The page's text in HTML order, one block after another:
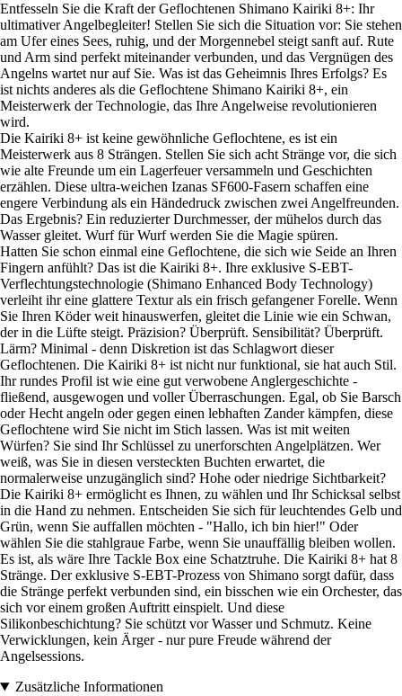
Entfesseln Sie die Kraft der Geflochtenen Shimano Kairiki 8+: Ihr
ultimativer Angelbegleiter! Stellen Sie sich die Situation vor: Sie stehen
am Ufer eines Sees, ruhig, und der Morgennebel steigt sanft auf. Rute
und Arm sind perfekt miteinander verbunden, und das Vergnügen des
Angelns wartet nur auf Sie. Was ist das Geheimnis Ihres Erfolgs? Es
ist nichts anderes als die Geflochtene Shimano Kairiki 8+, ein
Meisterwerk der Technologie, das Ihre Angelweise revolutionieren
wird.
Die Kairiki 8+ ist keine gewöhnliche Geflochtene, es ist ein
Meisterwerk aus 8 Strängen. Stellen Sie sich acht Stränge vor, die sich
wie alte Freunde um ein Lagerfeuer versammeln und Geschichten
erzählen. Diese ultra-weichen Izanas SF600-Fasern schaffen eine
engere Verbindung als ein Händedruck zwischen zwei Angelfreunden.
Das Ergebnis? Ein reduzierter Durchmesser, der mühelos durch das
Wasser gleitet. Wurf für Wurf werden Sie die Magie spüren.
Hatten Sie schon einmal eine Geflochtene, die sich wie Seide an Ihren
Fingern anfühlt? Das ist die Kairiki 8+. Ihre exklusive S-EBT-
Verflechtungstechnologie (Shimano Enhanced Body Technology)
verleiht ihr eine glattere Textur als ein frisch gefangener Forelle. Wenn
Sie Ihren Köder weit hinauswerfen, gleitet die Linie wie ein Schwan,
der in die Lüfte steigt. Präzision? Überprüft. Sensibilität? Überprüft.
Lärm? Minimal - denn Diskretion ist das Schlagwort dieser
Geflochtenen. Die Kairiki 8+ ist nicht nur funktional, sie hat auch Stil.
Ihr rundes Profil ist wie eine gut verwobene Anglergeschichte -
fließend, ausgewogen und voller Überraschungen. Egal, ob Sie Barsch
oder Hecht angeln oder gegen einen lebhaften Zander kämpfen, diese
Geflochtene wird Sie nicht im Stich lassen. Was ist mit weiten
Würfen? Sie sind Ihr Schlüssel zu unerforschten Angelplätzen. Wer
weiß, was Sie in diesen versteckten Buchten erwartet, die
normalerweise unzugänglich sind? Hohe oder niedrige Sichtbarkeit?
Die Kairiki 8+ ermöglicht es Ihnen, zu wählen und Ihr Schicksal selbst
in die Hand zu nehmen. Entscheiden Sie sich für leuchtendes Gelb und
Grün, wenn Sie auffallen möchten - "Hallo, ich bin hier!" Oder
wählen Sie die stahlgraue Farbe, wenn Sie unauffällig bleiben wollen.
Es ist, als wäre Ihre Tackle Box eine Schatztruhe. Die Kairiki 8+ hat 8
Stränge. Der exklusive S-EBT-Prozess von Shimano sorgt dafür, dass
die Stränge perfekt verbunden sind, ein bisschen wie ein Orchester, das
sich vor einem großen Auftritt einspielt. Und diese
Silikonbeschichtung? Sie schützt vor Wasser und Schmutz. Keine
Verwicklungen, kein Ärger - nur pure Freude während der
Angelsessions.
Zusätzliche Informationen